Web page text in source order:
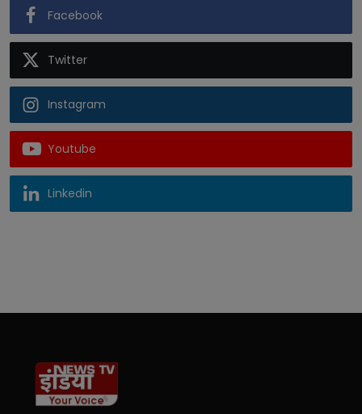
Facebook
Twitter
Instagram
Youtube
Linkedin